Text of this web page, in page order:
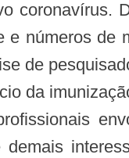
números
de
da